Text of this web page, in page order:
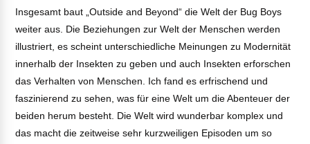
Insgesamt baut „Outside and Beyond“ die Welt der Bug Boys
weiter aus. Die Beziehungen zur Welt der Menschen werden
illustriert, es scheint unterschiedliche Meinungen zu Modernität
innerhalb der Insekten zu geben und auch Insekten erforschen
das Verhalten von Menschen. Ich fand es erfrischend und
faszinierend zu sehen, was für eine Welt um die Abenteuer der
beiden herum besteht. Die Welt wird wunderbar komplex und
das macht die zeitweise sehr kurzweiligen Episoden um so